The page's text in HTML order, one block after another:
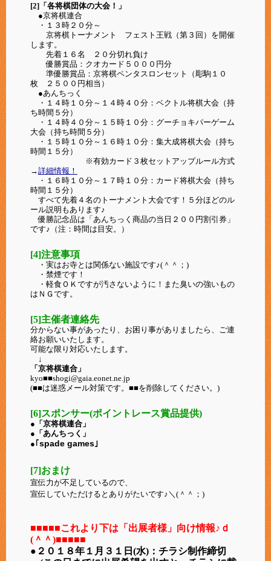
[2]「各将棋団体の大会！」
●京将棋連合
・１３時２０分～
京将棋トーナメント フェスト王戦（第３回）を開催
します。
先着１６名 ２０分切れ負け
優勝賞品：クオカード５０００円分
準優勝賞品： 京将棋ペンタスロンセット（彫駒１０
枚 ２５００円相当）
●あんちっく
・１４時１０分～１４時４０分：ベクトル将棋大会（持
ち時間５分）
・１４時４０分～１５時１０分：グーチョキパーゲーム
大会（持ち時間５分）
・１５時１０分～１６時１０分：集大成将棋大会（持ち
時間１５分）
※有効カード３枚セットアップルール方式
→詳細情報！
・１６時１０分～１７時１０分：カード将棋大会（持ち
時間１５分）
すべて先着４名のトーナメント大会です！５分ほどのル
ール説明もあります♪
優勝記念品は「あんちっく商品の当日２００円割引券」
です♪（注：時間は目安。）
[4]注意事項
・実はお寺とは関係ない施設です♪(＾＾；)
・禁煙です！
・軽食ＯＫですが汚さないように！また臭いの強いもの
はＮＧです。
[5]主催者連絡先
分からない事があったり、お困り事がありましたら、ご連
絡お願いいたします。
可能な限り対応いたします。
↓
「京将棋連合」
kyo■■shogi@gaia.eonet.ne.jp
(■■は迷惑メール対策です。■■を削除してください。)
[6]スポンサー(ポイントレース賞品提供)
●「京将棋連合」
●「あんちっく」
●｢spade games ｣
[7]おまけ
宣伝力が不足しているので、
宣伝していただけるとありがたいです♪＼(＾＾；)
■■■■■これより下は「出展者様」向け情報♪ｄ
(＾＾)■■■■■
●２０１８年１月３１日(水)：チラシ制作締切